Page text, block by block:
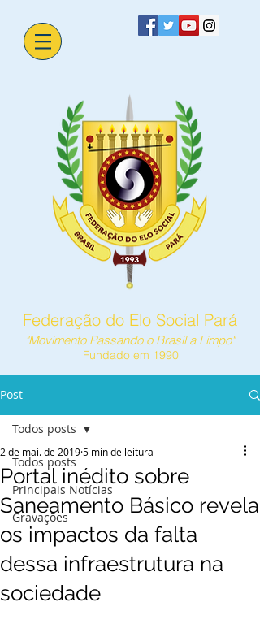
Federação do Elo Social Pará
"Movimento Passando o Brasil a Limpo"
Fundado em 1990
Post
Todos posts
Principais Notícias
Gravações
Todos posts
Portal inédito sobre
Saneamento Básico revela
os impactos da falta
dessa infraestrutura na
sociedade
2 de mai. de 20195 min de leitura